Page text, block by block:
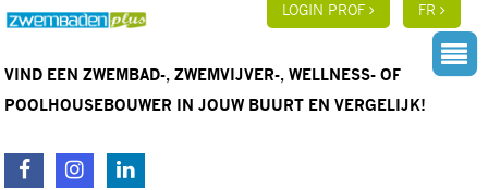
LOGIN PROF FR
VIND EEN ZWEMBAD-, ZWEMVIJVER-, WELLNESS- OF
POOLHOUSEBOUWER IN JOUW BUURT EN VERGELIJK!